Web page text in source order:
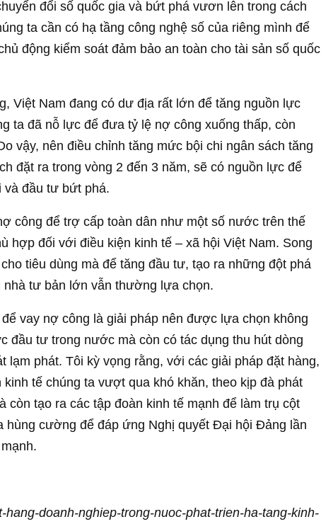
đổi số quốc gia và bứt phá vươn lên trong cách
ta cần có hạ tầng công nghệ số của riêng mình để
động kiểm soát đảm bảo an toàn cho tài sản số quốc
Việt Nam đang có dư địa rất lớn để tăng nguồn lực
ta đã nỗ lực để đưa tỷ lệ nợ công xuống thấp, còn
vậy, nên điều chỉnh tăng mức bội chi ngân sách tăng
đặt ra trong vòng 2 đến 3 năm, sẽ có nguồn lực để
và đầu tư bứt phá.
công để trợ cấp toàn dân như một số nước trên thế
hợp đối với điều kiện kinh tế – xã hội Việt Nam. Song
tiêu dùng mà để tăng đầu tư, tạo ra những đột phá
nhà tư bản lớn vẫn thường lựa chọn.
vay nợ công là giải pháp nên được lựa chọn không
đầu tư trong nước mà còn có tác dụng thu hút dòng
lạm phát. Tôi kỳ vọng rằng, với các giải pháp đặt hàng,
tế chúng ta vượt qua khó khăn, theo kịp đà phát
còn tạo ra các tập đoàn kinh tế mạnh để làm trụ cột
hùng cường để đáp ứng Nghị quyết Đại hội Đảng lần
doanh-nghiep-trong-nuoc-phat-trien-ha-tang-kinh-